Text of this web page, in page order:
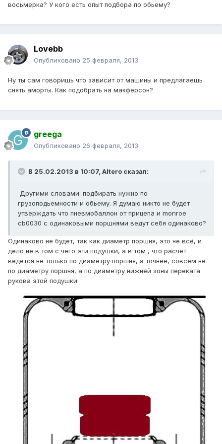
восьмерка? У кого есть опыт подбора по обьему?
Lovebb
Опубликовано 25 февраля, 2013
Ну ты сам говоришь что зависит от машины и предлагаешь
снять аморты. Как подобрать на макферсон?
greega
Опубликовано 26 февраля, 2013
В 25.02.2013 в 10:07, Altero сказал:
Другими словами: подбирать нужно по
грузоподьемности и обьему. Я думаю никто не будет
утверждать что пневмобаллон от прицепа и monroe
cb0030 с одинаковыми поршнями ведут себя одинаково?
Одинаково не будет, так как диаметр поршня, это не всё, и
дело не в том с чего эти подушки, а в том , что расчёт
ведётся не только по диаметру поршня, а точнее, совсем не
по диаметру поршня, а по диаметру нижней зоны переката
рукова этой подушки